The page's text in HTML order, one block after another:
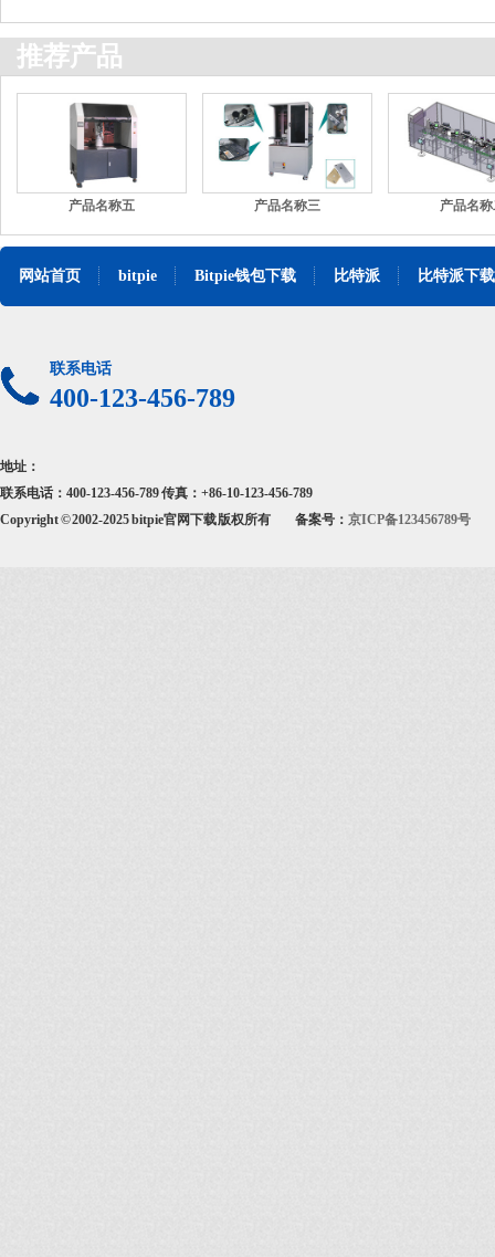
推荐产品
产品名称五 产品名称三 产品名
网站首页 bitpie Bitpie钱包下载 比特派 比特派下载
联系电话
400-123-456-789
地址：
联系电话：400-123-456-789 传真：+86-10-123-456-789
Copyright © 2002-2025 bitpie官网下载 版权所有
备案号： 京ICP备123456789号